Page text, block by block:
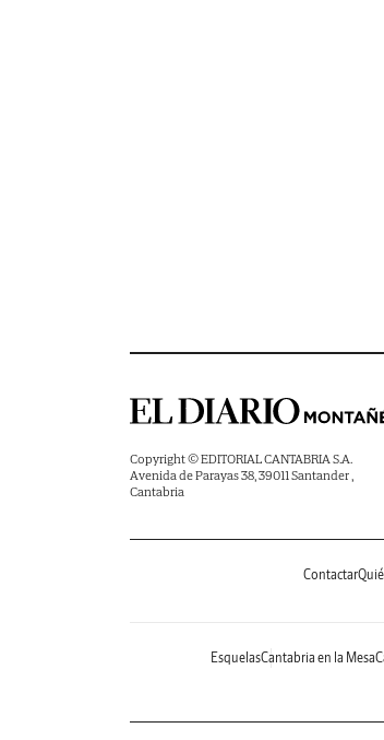
Copyright © EDITORIAL CANTABRIA S.A.
Avenida de Parayas 38, 39011 Santander ,
Cantabria
Contactar
EsquelasCantabria en la Mesa